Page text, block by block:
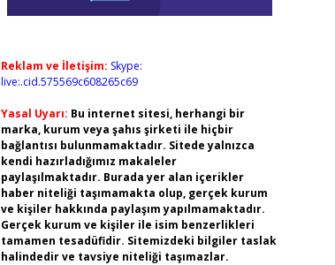
Reklam ve İletişim: Skype:
live:.cid.575569c608265c69
Yasal Uyarı: Bu internet sitesi, herhangi bir
marka, kurum veya şahıs şirketi ile hiçbir
bağlantısı bulunmamaktadır. Sitede yalnızca
kendi hazırladığımız makaleler
paylaşılmaktadır. Burada yer alan içerikler
haber niteliği taşımamakta olup, gerçek kurum
ve kişiler hakkında paylaşım yapılmamaktadır.
Gerçek kurum ve kişiler ile isim benzerlikleri
tamamen tesadüfidir. Sitemizdeki bilgiler taslak
halindedir ve tavsiye niteliği taşımazlar.